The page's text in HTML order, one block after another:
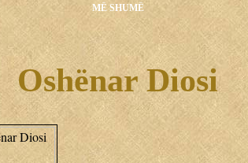
MË SHUMË
Oshënar Diosi